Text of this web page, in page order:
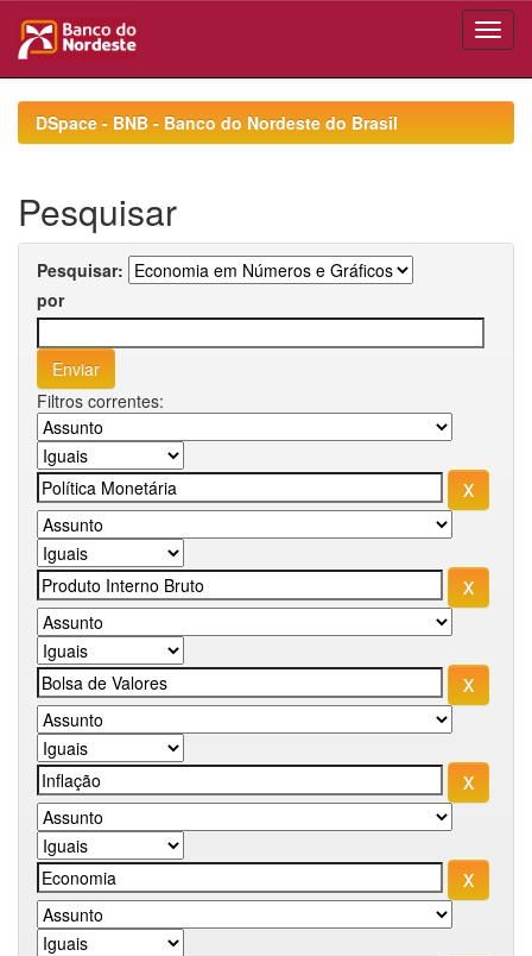
navigationDSpace - BNB - Banco do Nordeste do Brasil
Pesquisar
Pesquisar:
por
Filtros correntes: